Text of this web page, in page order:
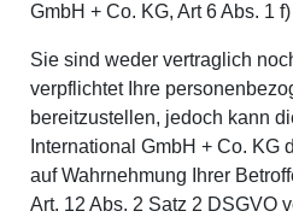
GmbH + Co. KG, Art 6 Abs. 1
Sie sind weder vertraglich
verpflichtet Ihre
bereitzustellen, jedoch kann
International GmbH + Co. KG
auf Wahrnehmung Ihrer
Art. 12 Abs. 2 Satz 2 DSGVO